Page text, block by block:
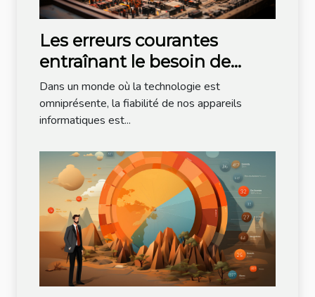
Les erreurs courantes
entraînant le besoin de
dépannage informatique
Dans un monde où la technologie est
omniprésente, la fiabilité de nos appareils
informatiques est...